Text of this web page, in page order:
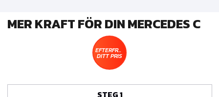
MER KRAFT FÖR DIN MERCEDES C
EFTERFRÅGA
DITT PRIS
STEG 1